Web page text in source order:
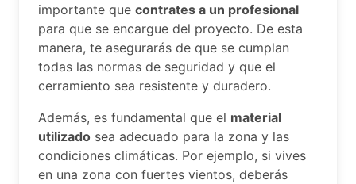
importante que contrates a un profesional
para que se encargue del proyecto. De esta
manera, te asegurarás de que se cumplan
todas las normas de seguridad y que el
cerramiento sea resistente y duradero.
Además, es fundamental que el material
utilizado sea adecuado para la zona y las
condiciones climáticas. Por ejemplo, si vives
en una zona con fuertes vientos, deberás